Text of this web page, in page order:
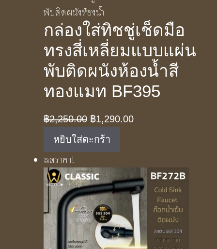
กล่องใส่ทิชชู่เช็ดมือ
ทรงสี่เหลี่ยมแบบแผ่น
พับติดผนังห้องน้ำสี
ทองแมท BF395
฿2,250.00 Original
price
was:
฿2,250.00.
฿1,290.00Current
฿1,290.00.
หยิบใส่ตะกร้า
ลดราคา!